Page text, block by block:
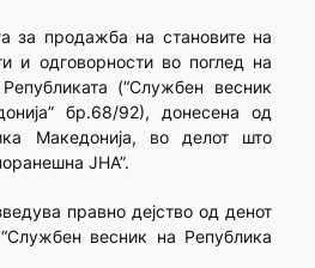
за продажба на становите на
и одговорности во поглед на
(“Службен весник
бр.68/92), донесена од
Македонија, во делот што
ЈНА”.
правно дејство од денот
весник на Република